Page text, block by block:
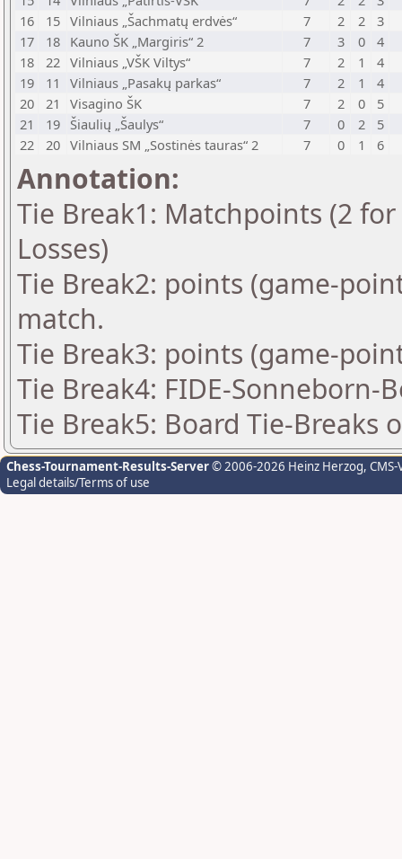
16
15 Vilniaus „Šachmatų erdvės“ 7 2 2
3
17
18 Kauno ŠK „Margiris“ 2 7 3 0
4
18
22 Vilniaus „VŠK Viltys“ 7 2 1
4
19
11 Vilniaus „Pasakų parkas“ 7 2 1
4
20
21 Visagino ŠK 7 2 0
5
21
19 Šiaulių „Šaulys“ 7 0 2
5
22
20 Vilniaus SM „Sostinės tauras“ 2 7 0 1 6
Annotation:
Tie Break1: Matchpoints (2
Losses)
Tie Break2: points (game-
match.
Tie Break3: points (game-
Tie Break4: FIDE-Sonneborn-
Tie Break5: Board Tie-
Chess-Tournament-Results-Server© 2006-2026 Heinz Herzog,
Legal details/Terms of use